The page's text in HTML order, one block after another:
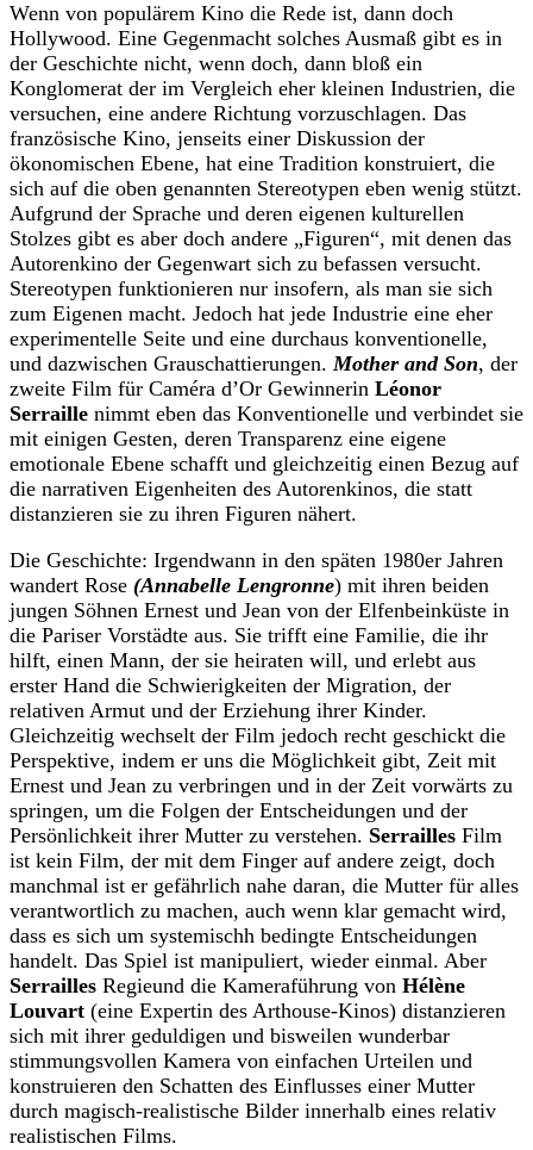
Wenn von populärem Kino die Rede ist, dann doch
Hollywood. Eine Gegenmacht solches Ausmaß gibt es in
der Geschichte nicht, wenn doch, dann bloß ein
Konglomerat der im Vergleich eher kleinen Industrien, die
versuchen, eine andere Richtung vorzuschlagen. Das
französische Kino, jenseits einer Diskussion der
ökonomischen Ebene, hat eine Tradition konstruiert, die
sich auf die oben genannten Stereotypen eben wenig stützt.
Aufgrund der Sprache und deren eigenen kulturellen
Stolzes gibt es aber doch andere „Figuren“, mit denen das
Autorenkino der Gegenwart sich zu befassen versucht.
Stereotypen funktionieren nur insofern, als man sie sich
zum Eigenen macht. Jedoch hat jede Industrie eine eher
experimentelle Seite und eine durchaus konventionelle,
und dazwischen Grauschattierungen.Mother and Son, der
zweite Film für Caméra d’Or Gewinnerin Léonor
Serraille nimmt eben das Konventionelle und verbindet sie
mit einigen Gesten, deren Transparenz eine eigene
emotionale Ebene schafft und gleichzeitig einen Bezug auf
die narrativen Eigenheiten des Autorenkinos, die statt
distanzieren sie zu ihren Figuren nähert.
Die Geschichte: Irgendwann in den späten 1980er Jahren
wandert Rose (Annabelle Lengronne) mit ihren beiden
jungen Söhnen Ernest und Jean von der Elfenbeinküste in
die Pariser Vorstädte aus. Sie trifft eine Familie, die ihr
hilft, einen Mann, der sie heiraten will, und erlebt aus
erster Hand die Schwierigkeiten der Migration, der
relativen Armut und der Erziehung ihrer Kinder.
Gleichzeitig wechselt der Film jedoch recht geschickt die
Perspektive, indem er uns die Möglichkeit gibt, Zeit mit
Ernest und Jean zu verbringen und in der Zeit vorwärts zu
springen, um die Folgen der Entscheidungen und der
Persönlichkeit ihrer Mutter zu verstehen. Serrailles Film
ist kein Film, der mit dem Finger auf andere zeigt, doch
manchmal ist er gefährlich nahe daran, die Mutter für alles
verantwortlich zu machen, auch wenn klar gemacht wird,
dass es sich um systemischh bedingte Entscheidungen
handelt. Das Spiel ist manipuliert, wieder einmal. Aber
Serrailles Regieund die Kameraführung von Hélène
Louvart (eine Expertin des Arthouse-Kinos) distanzieren
sich mit ihrer geduldigen und bisweilen wunderbar
stimmungsvollen Kamera von einfachen Urteilen und
konstruieren den Schatten des Einflusses einer Mutter
durch magisch-realistische Bilder innerhalb eines relativ
realistischen Films.